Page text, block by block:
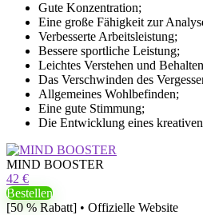
Gute Konzentration;
Eine große Fähigkeit zur
Verbesserte Arbeitsleistung;
Bessere sportliche Leistung;
Leichtes Verstehen und
Das Verschwinden des
Allgemeines Wohlbefinden;
Eine gute Stimmung;
Die Entwicklung eines
MIND BOOSTER
42 €
Bestellen
[50 % Rabatt] • Offizielle Website